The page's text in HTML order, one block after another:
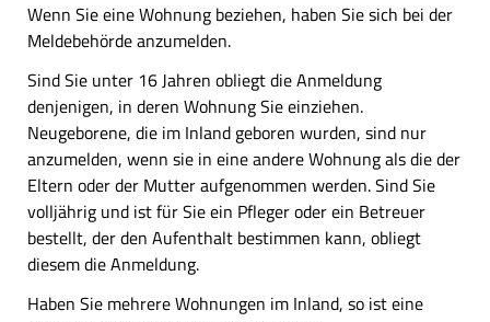
Wenn Sie eine Wohnung beziehen, haben Sie sich bei der
Meldebehörde anzumelden.
Sind Sie unter 16 Jahren obliegt die Anmeldung
denjenigen, in deren Wohnung Sie einziehen.
Neugeborene, die im Inland geboren wurden, sind nur
anzumelden, wenn sie in eine andere Wohnung als die der
Eltern oder der Mutter aufgenommen werden. Sind Sie
volljährig und ist für Sie ein Pfleger oder ein Betreuer
bestellt, der den Aufenthalt bestimmen kann, obliegt
diesem die Anmeldung.
Haben Sie mehrere Wohnungen im Inland, so ist eine